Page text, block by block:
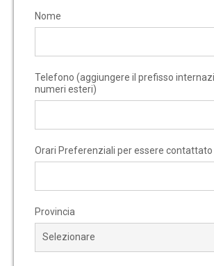
Nome
Telefono (aggiungere il prefisso
numeri esteri)
Orari Preferenziali per essere contattato
Provincia